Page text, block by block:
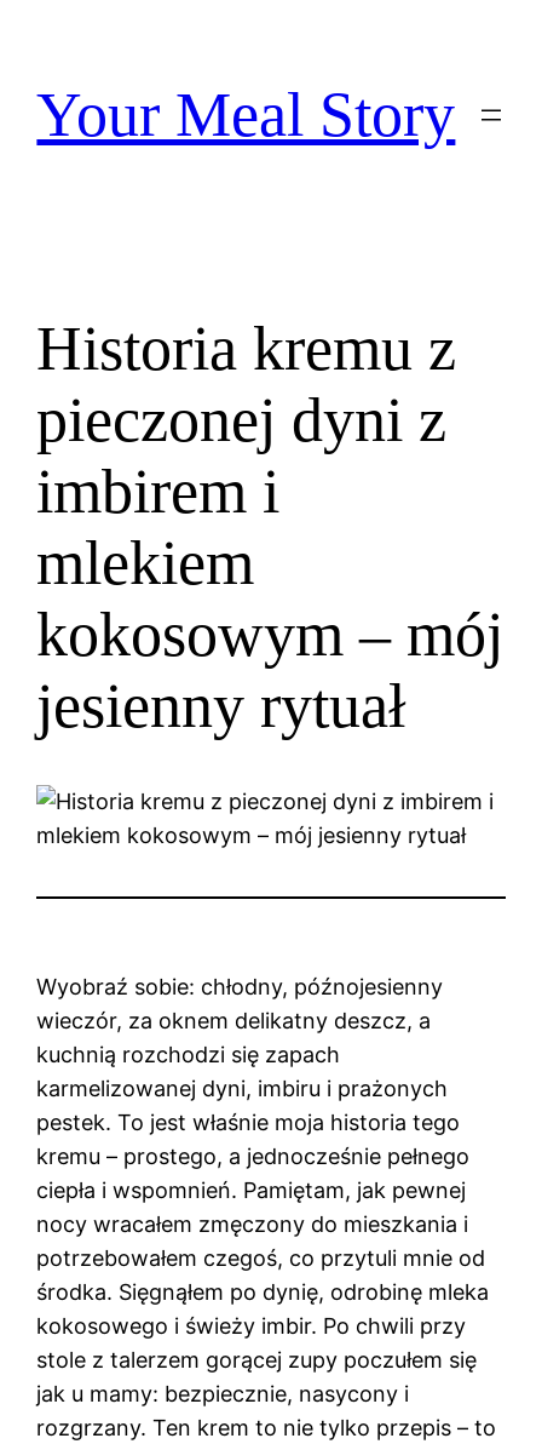
treściYour Meal Story
Historia kremu z
pieczonej dyni z
imbirem i
mlekiem
kokosowym – mój
jesienny rytuał
Wyobraź sobie: chłodny, późnojesienny
wieczór, za oknem delikatny deszcz, a
kuchnią rozchodzi się zapach
karmelizowanej dyni, imbiru i prażonych
pestek. To jest właśnie moja historia tego
kremu – prostego, a jednocześnie pełnego
ciepła i wspomnień. Pamiętam, jak pewnej
nocy wracałem zmęczony do mieszkania i
potrzebowałem czegoś, co przytuli mnie od
środka. Sięgnąłem po dynię, odrobinę mleka
kokosowego i świeży imbir. Po chwili przy
stole z talerzem gorącej zupy poczułem się
jak u mamy: bezpiecznie, nasycony i
rozgrzany. Ten krem to nie tylko przepis – to